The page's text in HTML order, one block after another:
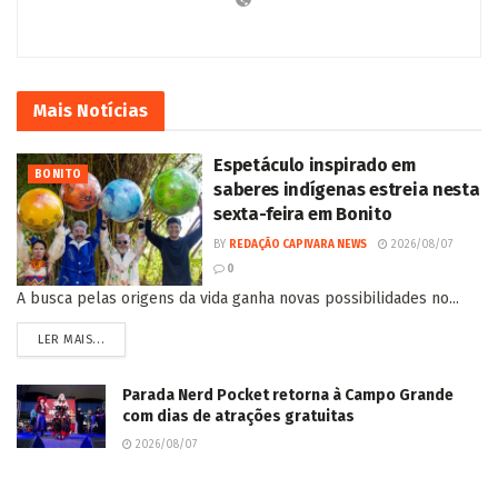
Mais Notícias
BONITO
Espetáculo inspirado em
saberes indígenas estreia nesta
sexta-feira em Bonito
BY REDAÇÃO CAPIVARA NEWS
2026/08/07
0
A busca pelas origens da vida ganha novas possibilidades no...
LER MAIS...
Parada Nerd Pocket retorna à Campo Grande
com dias de atrações gratuitas
2026/08/07